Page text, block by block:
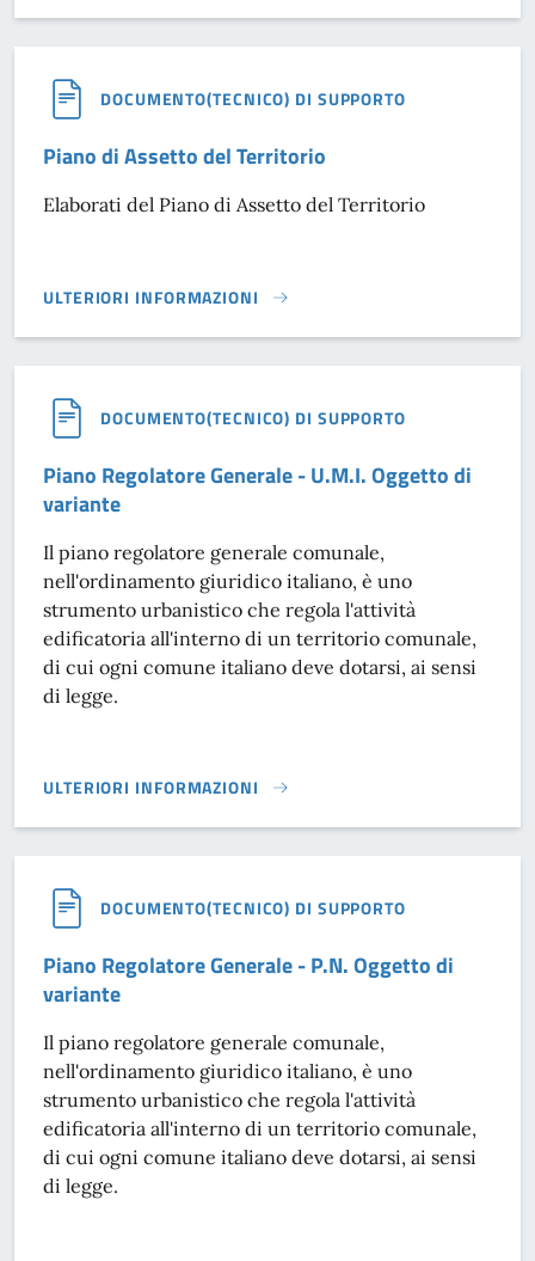
DOCUMENTO(TECNICO) DI SUPPORTO
Piano di Assetto del Territorio
Elaborati del Piano di Assetto del Territorio
ULTERIORI INFORMAZIONI
PIANO DI ASSETTO DEL TERRITORIO}
DOCUMENTO(TECNICO) DI SUPPORTO
Piano Regolatore Generale - U.M.I. Oggetto di
variante
Il piano regolatore generale comunale,
nell'ordinamento giuridico italiano, è uno
strumento urbanistico che regola l'attività
edificatoria all'interno di un territorio comunale,
di cui ogni comune italiano deve dotarsi, ai sensi
di legge.
ULTERIORI INFORMAZIONI
PIANO REGOLATORE GENERALE - U.M.I. OGGETTO DI
DOCUMENTO(TECNICO) DI SUPPORTO
Piano Regolatore Generale - P.N. Oggetto di
variante
Il piano regolatore generale comunale,
nell'ordinamento giuridico italiano, è uno
strumento urbanistico che regola l'attività
edificatoria all'interno di un territorio comunale,
di cui ogni comune italiano deve dotarsi, ai sensi
di legge.